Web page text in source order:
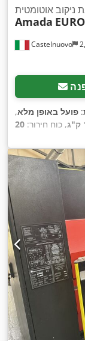
Castelnuovo
ניקוב אוטומטית
Amada
פועל באופן מלא,
, כוח חירור: